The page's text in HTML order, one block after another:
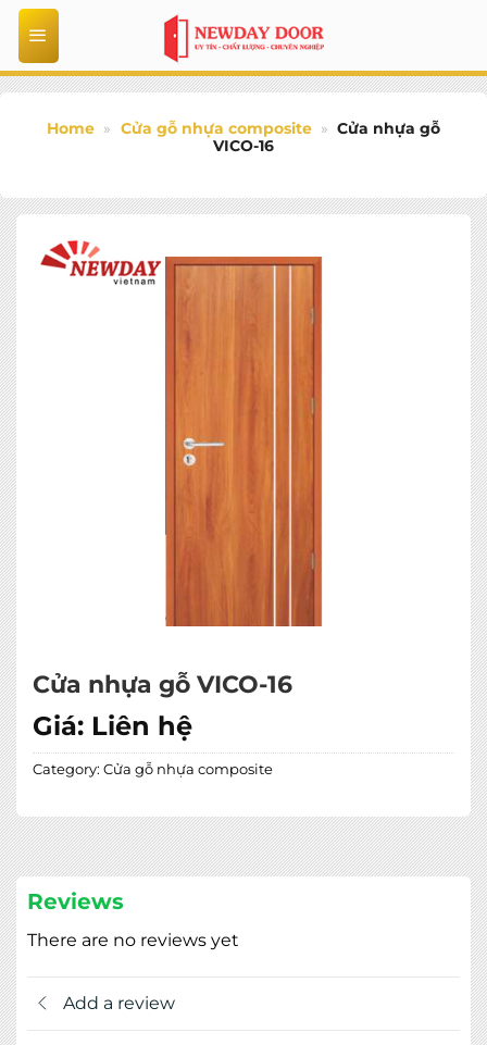
Bỏ
qua
nội
dung
Home » Cửa gỗ nhựa composite » Cửa nhựa gỗ
VICO-16
Cửa nhựa gỗ VICO-16
Giá: Liên hệ
Category: Cửa gỗ nhựa composite
Reviews
There are no reviews yet
Add a review